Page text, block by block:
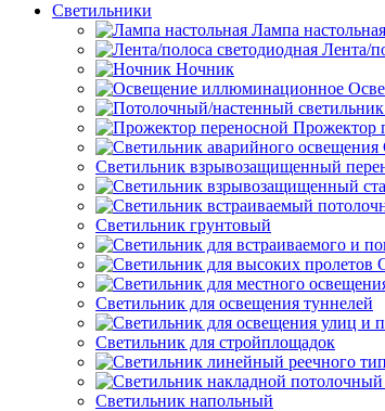
Светильники
Лампа настольная
Лента/
Ночник
Прожектор
Светильник взрывозащищенный
Светильник грунтовый
Светильник для освещения туннелей
Светильник для стройплощадок
Светильник напольный